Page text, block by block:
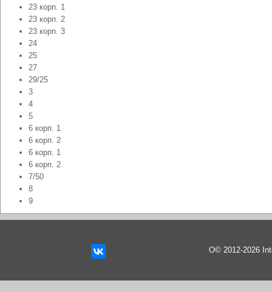
23 корп. 1
23 корп. 2
23 корп. 3
24
25
27
29/25
3
4
5
6 корп. 1
6 корп. 2
6 корп. 1
6 корп. 2
7/50
8
9
О© 2012-2026